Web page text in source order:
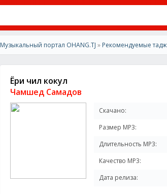
Музыкальный портал OHANG.TJ » Рекомендуемые
Ёри чил кокул
Чамшед Самадов
Скачано:
Размер MP3:
Длительность MP3:
Качество MP3:
Дата релиза: